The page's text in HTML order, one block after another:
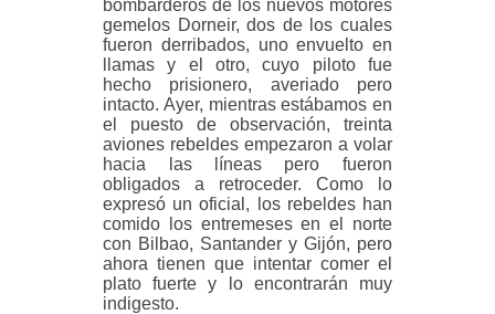
bombarderos de los nuevos motores
gemelos Dorneir, dos de los cuales
fueron derribados, uno envuelto en
llamas y el otro, cuyo piloto fue
hecho prisionero, averiado pero
intacto. Ayer, mientras estábamos en
el puesto de observación, treinta
aviones rebeldes empezaron a volar
hacia las líneas pero fueron
obligados a retroceder. Como lo
expresó un oficial, los rebeldes han
comido los entremeses en el norte
con Bilbao, Santander y Gijón, pero
ahora tienen que intentar comer el
plato fuerte y lo encontrarán muy
indigesto.